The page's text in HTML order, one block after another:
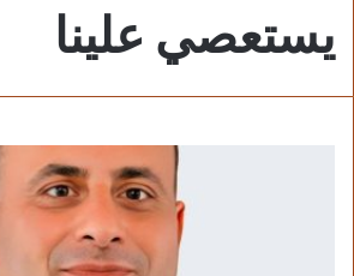
يستعصي علينا